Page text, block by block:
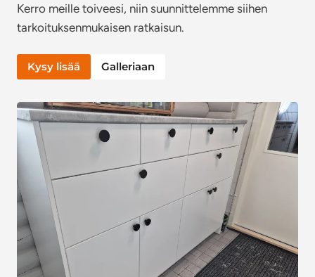
Kerro meille toiveesi, niin suunnittelemme siihen
tarkoituksenmukaisen ratkaisun.
Kysy lisää Galleriaan